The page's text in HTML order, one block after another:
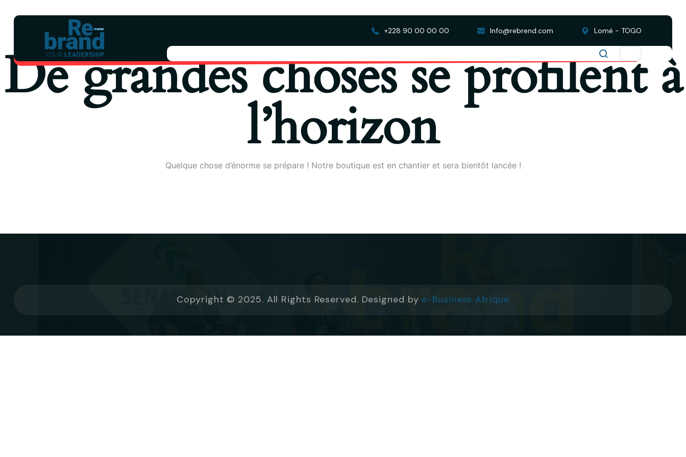
+228 90 00 00 00 Info@rebrend.com Lomé - TOGO
De grandes choses se profilent à
l’horizon
Quelque chose d’énorme se prépare ! Notre boutique est en chantier et sera bientôt lancée !
Copyright © 2025. All Rights Reserved. Designed by e-Business Afrique